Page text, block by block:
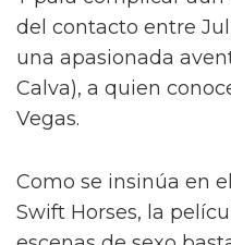
Diego Calva y
"escenas
proyecto
Jacob Elordi
ilícito en el
Y para complicar